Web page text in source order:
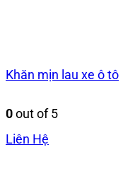
Khăn mịn lau xe ô tô
0out of 5
Liên Hệ